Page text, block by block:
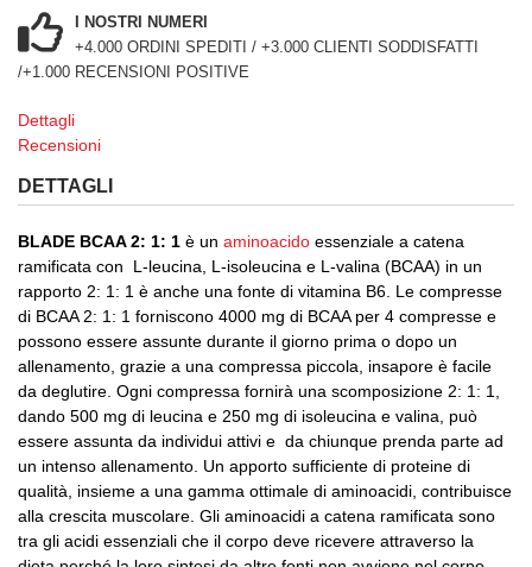
I NOSTRI NUMERI
+4.000 ORDINI SPEDITI / +3.000 CLIENTI SODDISFATTI
/+1.000 RECENSIONI POSITIVE
Dettagli
Recensioni
DETTAGLI
BLADE BCAA 2: 1: 1 è un aminoacido essenziale a catena
ramificata con L-leucina, L-isoleucina e L-valina (BCAA) in un
rapporto 2: 1: 1 è anche una fonte di vitamina B6. Le compresse
di BCAA 2: 1: 1 forniscono 4000 mg di BCAA per 4 compresse e
possono essere assunte durante il giorno prima o dopo un
allenamento, grazie a una compressa piccola, insapore è facile
da deglutire. Ogni compressa fornirà una scomposizione 2: 1: 1,
dando 500 mg di leucina e 250 mg di isoleucina e valina, può
essere assunta da individui attivi e da chiunque prenda parte ad
un intenso allenamento. Un apporto sufficiente di proteine ​​di
qualità, insieme a una gamma ottimale di aminoacidi, contribuisce
alla crescita muscolare. Gli aminoacidi a catena ramificata sono
tra gli acidi essenziali che il corpo deve ricevere attraverso la